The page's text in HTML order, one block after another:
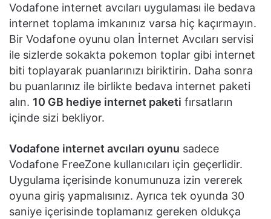
Vodafone internet avcıları uygulaması ile bedava
internet toplama imkanınız varsa hiç kaçırmayın.
Bir Vodafone oyunu olan İnternet Avcıları servisi
ile sizlerde sokakta pokemon toplar gibi internet
biti toplayarak puanlarınızı biriktirin. Daha sonra
bu puanlarınız ile birlikte bedava internet paketi
alın. 10 GB hediye internet paketi fırsatların
içinde sizi bekliyor.
Vodafone internet avcıları oyunu sadece
Vodafone FreeZone kullanıcıları için geçerlidir.
Uygulama içerisinde konumunuza izin vererek
oyuna giriş yapmalısınız. Ayrıca tek oyunda 30
saniye içerisinde toplamanız gereken oldukça